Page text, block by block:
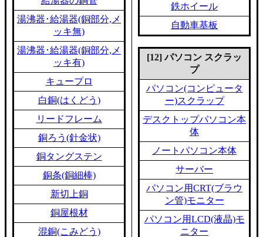
湯沸器･給湯器(銅部分,メ
ッキ無)
湯沸器･給湯器(銅部分,メ
ッキ有)
キュープロ
白銅(はくどう)
リードフレーム
銅ろう(針金状)
銅タングステン
銅条(銅細棒)
新切上銅
銅屋根材
混銅(こみどう)
鉄ホイール
自動車基板
[12] パソコン スクラッ
プ
パソコン(コンピュータ
ー)スクラップ
デスクトップパソコン本
体
ノートパソコン本体
サーバー
パソコン用CRT(ブラウ
ン管)モニター
パソコン用LCD(液晶)モ
ニター